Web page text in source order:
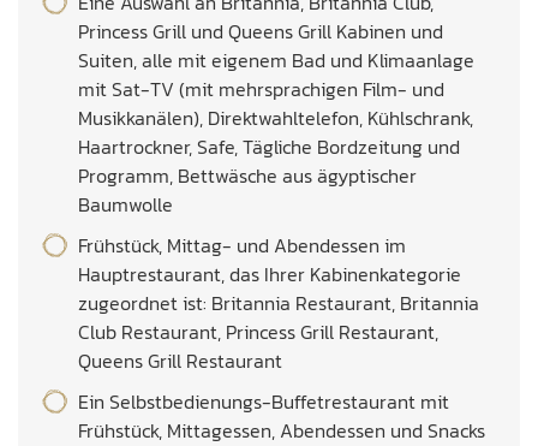
Princess Grill und Queens Grill Kabinen und
Suiten, alle mit eigenem Bad und Klimaanlage
mit Sat-TV (mit mehrsprachigen Film- und
Musikkanälen), Direktwahltelefon, Kühlschrank,
Haartrockner, Safe, Tägliche Bordzeitung und
Programm, Bettwäsche aus ägyptischer
Baumwolle
Frühstück, Mittag- und Abendessen im
Hauptrestaurant, das Ihrer Kabinenkategorie
zugeordnet ist: Britannia Restaurant, Britannia
Club Restaurant, Princess Grill Restaurant,
Queens Grill Restaurant
Ein Selbstbedienungs-Buffetrestaurant mit
Frühstück, Mittagessen, Abendessen und Snacks